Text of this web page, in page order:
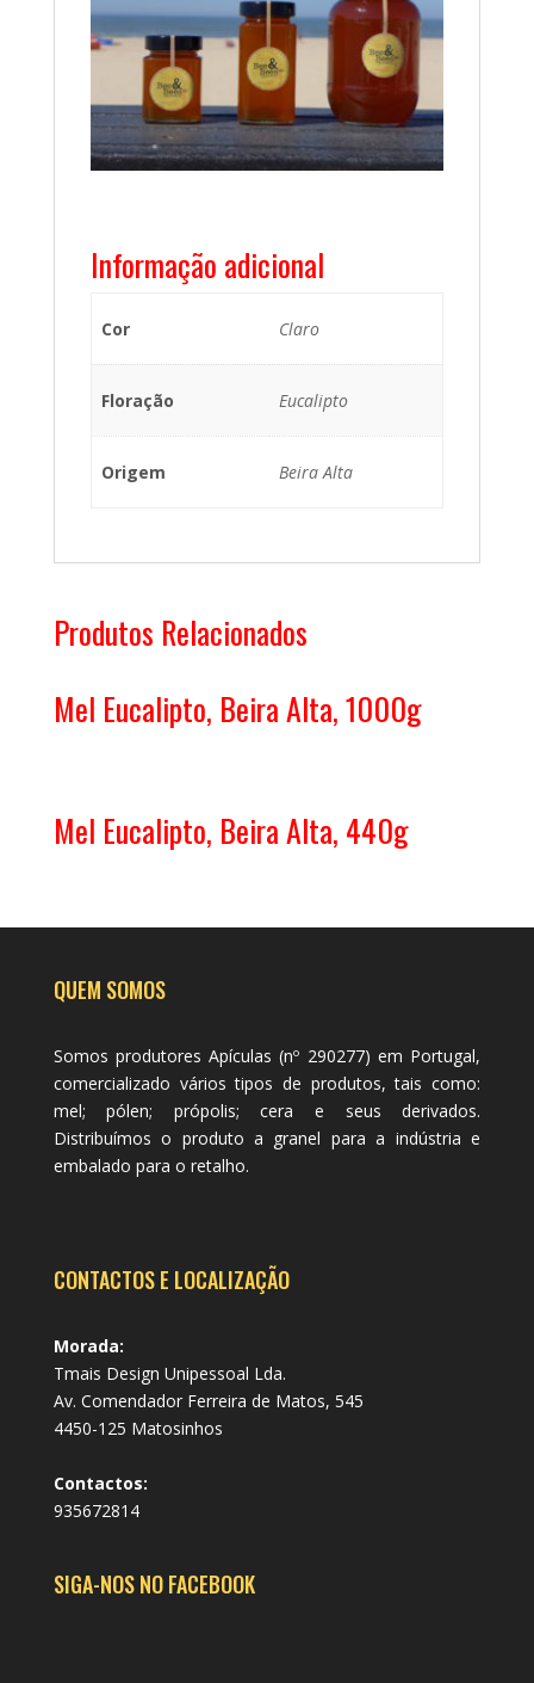
Informação adicional
Cor Claro
Floração Eucalipto
Origem Beira Alta
Produtos Relacionados
Mel Eucalipto, Beira Alta, 1000g
Mel Eucalipto, Beira Alta, 440g
QUEM SOMOS
Somos produtores Apículas (nº 290277) em Portugal,
comercializado vários tipos de produtos, tais como:
mel; pólen; própolis; cera e seus derivados.
Distribuímos o produto a granel para a indústria e
embalado para o retalho.
CONTACTOS E LOCALIZAÇÃO
Morada:
Tmais Design Unipessoal Lda.
Av. Comendador Ferreira de Matos, 545
4450-125 Matosinhos
Contactos:
935672814
SIGA-NOS NO FACEBOOK